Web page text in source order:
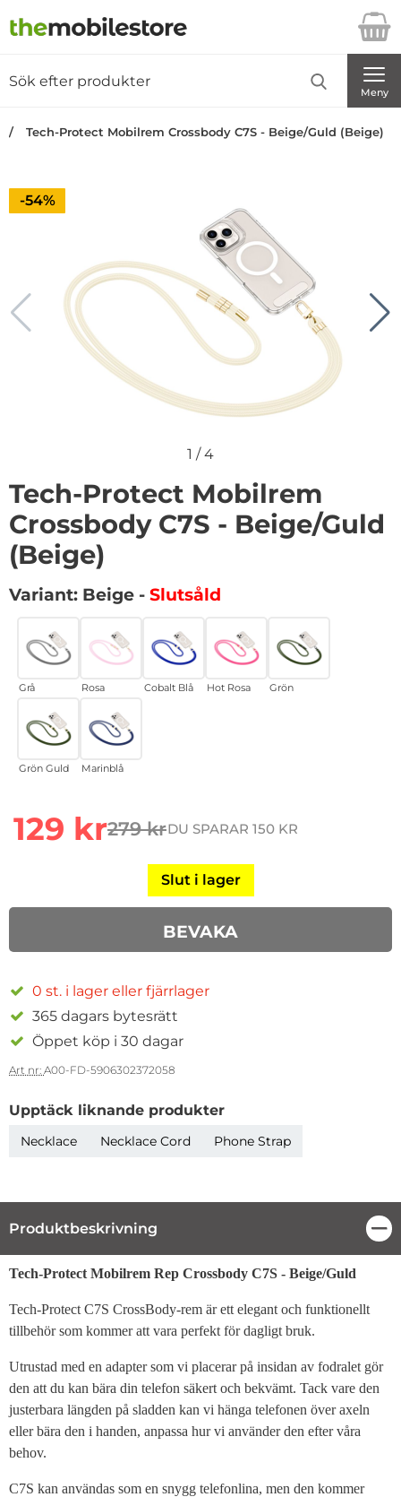
Startsidan för Danira Telecom AB
Meny
Tech-Protect Mobilrem Crossbody C7S - Beige/Guld (Beige)
Priset är nedsatt med
-54%
1 /4
Tech-Protect Mobilrem
Crossbody C7S - Beige/Guld
(Beige)
Variant: Beige - Slutsåld
Grå Rosa Cobalt Blå Hot Rosa Grön
Grön Guld Marinblå
rea pris
129 krtidigare pris
279 krDU SPARAR 150 KR
Slut i lager
BEVAKA
0 st. i lager eller fjärrlager
365 dagars bytesrätt
Öppet köp i 30 dagar
Art nr: A00-FD-5906302372058
Upptäck liknande produkter
Necklace Necklace Cord Phone Strap
Produktbeskrivning
Produktbeskrivning
Tech-Protect Mobilrem Rep Crossbody C7S - Beige/Guld
Tech-Protect C7S CrossBody-rem är ett elegant och funktionellt
tillbehör som kommer att vara perfekt för dagligt bruk.
Utrustad med en adapter som vi placerar på insidan av fodralet gör
den att du kan bära din telefon säkert och bekvämt. Tack vare den
justerbara längden på sladden kan vi hänga telefonen över axeln
eller bära den i handen, anpassa hur vi använder den efter våra
behov.
C7S kan användas som en snygg telefonlina, men den kommer